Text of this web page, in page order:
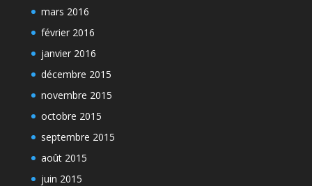
mars 2016
février 2016
janvier 2016
décembre 2015
novembre 2015
octobre 2015
septembre 2015
août 2015
juin 2015